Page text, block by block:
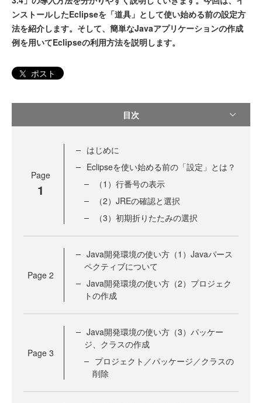
ンストールしたEclipseを「道具」として使い始める前の設定方
法を紹介します。そして、簡単なJavaアプリケーションの作成
例を用いてEclipseの利用方法を説明します。
ポスト
目次
Page
1
はじめに
Eclipseを使い始める前の「設定」とは？
（1）行番号の表示
（2）JREの確認と選択
（3）初期折りたたみの選択
Page 2
Java開発環境の使い方（1）Javaパース
ペクティブについて
Java開発環境の使い方（2）プロジェク
トの作成
Page 3
Java開発環境の使い方（3）パッケー
ジ、クラスの作成
プロジェクト／パッケージ／クラスの
削除